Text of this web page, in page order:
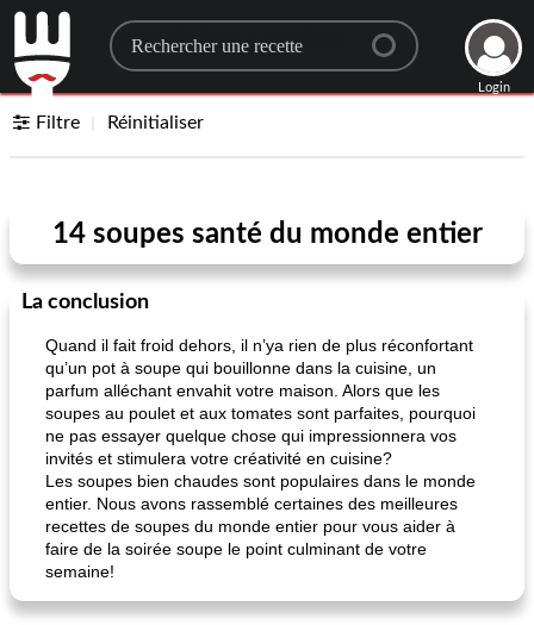
Search for a recipe
Login
Filtre Réinitialiser
14 soupes santé du monde entier
La conclusion
Quand il fait froid dehors, il n’ya rien de plus réconfortant
qu’un pot à soupe qui bouillonne dans la cuisine, un
parfum alléchant envahit votre maison. Alors que les
soupes au poulet et aux tomates sont parfaites, pourquoi
ne pas essayer quelque chose qui impressionnera vos
invités et stimulera votre créativité en cuisine?
Les soupes bien chaudes sont populaires dans le monde
entier. Nous avons rassemblé certaines des meilleures
recettes de soupes du monde entier pour vous aider à
faire de la soirée soupe le point culminant de votre
semaine!